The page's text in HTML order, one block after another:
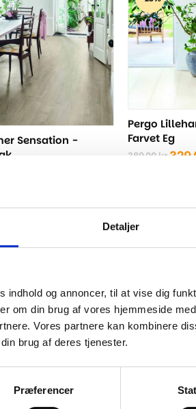
Detaljer
indhold og annoncer, til at vise dig
om din brug af vores hjemmeside
Vores partnere kan kombinere
brug af deres tjenester.
Præferencer
var:
389,00 kr..
er:
329,00 kr..
Sensation -
Pergo
Farvet Eg
389,00 kr.
var:
389,00 kr..
er:
329,00 kr..
-15%